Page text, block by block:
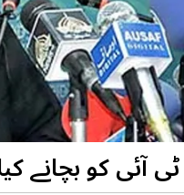
آئی کو بچانے